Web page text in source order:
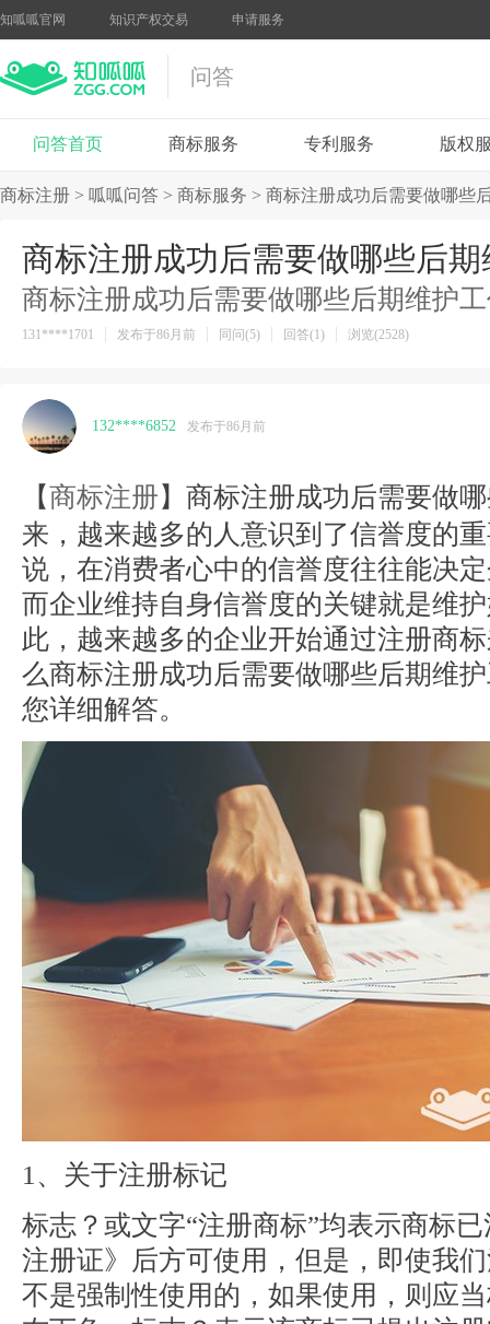
知呱呱官网 知识产权交易 申请服务
问答
问答首页 商标服务 专利服务 版权
商标注册 > 呱呱问答 > 商标服务 > 商标注册成功后需要做哪些
商标注册成功后需要做哪些后
商标注册成功后需要做哪些后期维护
131****1701 发布于86月前 同问(5) 回答(1) 浏览(2528)
132****6852 发布于86月前
【商标注册】商标注册成功后需要做
来，越来越多的人意识到了信誉度的
说，在消费者心中的信誉度往往能决
而企业维持自身信誉度的关键就是维
此，越来越多的企业开始通过注册商
么商标注册成功后需要做哪些后期维
您详细解答。
1、关于注册标记
标志？或文字“注册商标”均表示商标
注册证》后方可使用，但是，即使我
不是强制性使用的，如果使用，则应